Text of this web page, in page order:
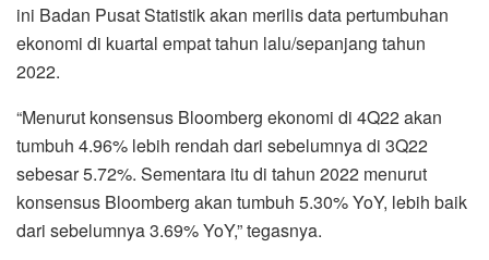
ini Badan Pusat Statistik akan merilis data pertumbuhan
ekonomi di kuartal empat tahun lalu/sepanjang tahun
2022.
“Menurut konsensus Bloomberg ekonomi di 4Q22 akan
tumbuh 4.96% lebih rendah dari sebelumnya di 3Q22
sebesar 5.72%. Sementara itu di tahun 2022 menurut
konsensus Bloomberg akan tumbuh 5.30% YoY, lebih baik
dari sebelumnya 3.69% YoY,” tegasnya.